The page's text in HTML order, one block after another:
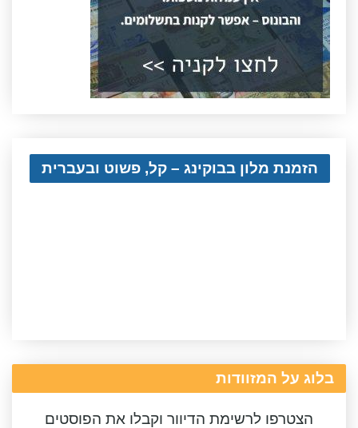
הזמנת מלון בבוקינג – קל, פשוט ובעברית
בלוג על המזוודות
הצטרפו לרשימת הדיוור וקבלו את הפוסטים